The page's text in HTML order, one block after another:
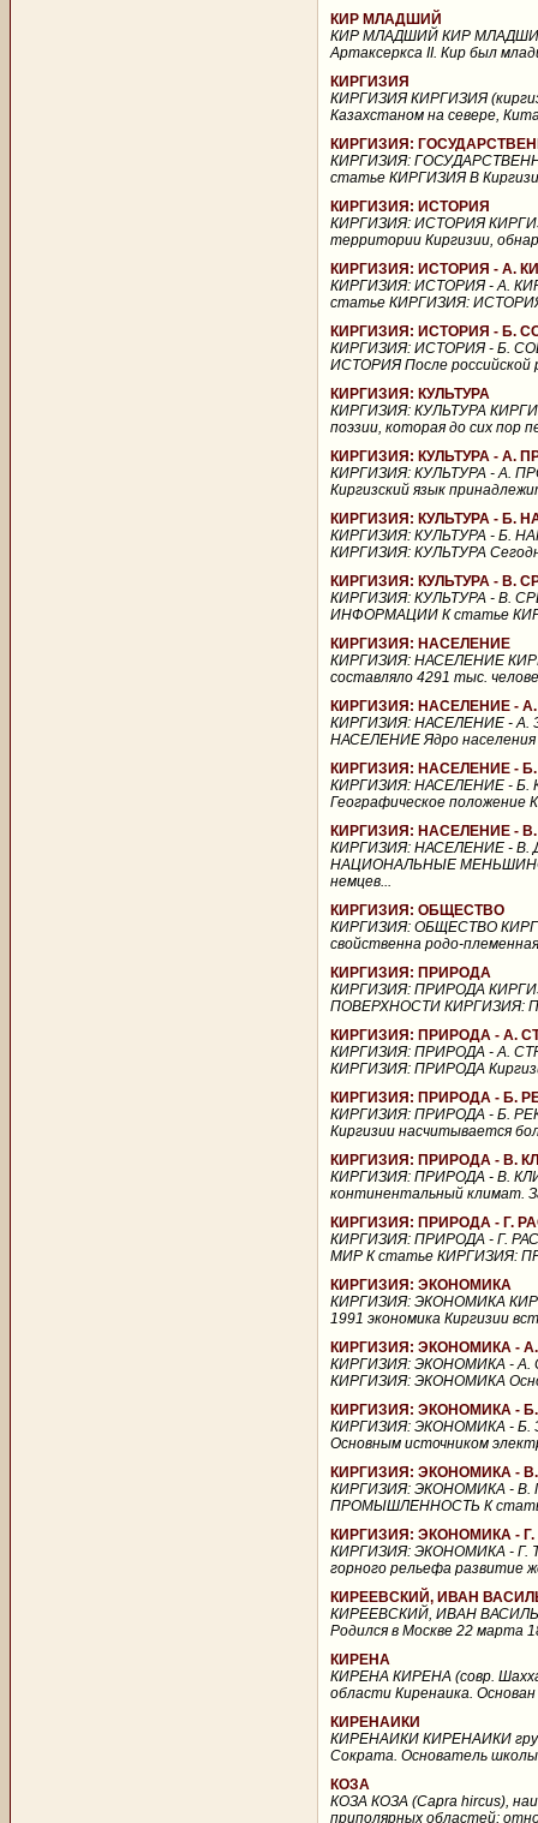
КИР МЛАДШИЙ
КИР МЛАДШИЙ КИР МЛАДШИЙ
Артаксеркса II. Кир был
КИРГИЗИЯ
КИРГИЗИЯ КИРГИЗИЯ
Казахстаном на севере,
КИРГИЗИЯ:
КИРГИЗИЯ:
статье КИРГИЗИЯ В
КИРГИЗИЯ: ИСТОРИЯ
КИРГИЗИЯ: ИСТОРИЯ
территории Киргизии,
КИРГИЗИЯ: ИСТОРИЯ - А.
КИРГИЗИЯ: ИСТОРИЯ - А.
статье КИРГИЗИЯ: ИСТОРИЯ
КИРГИЗИЯ: ИСТОРИЯ - Б.
КИРГИЗИЯ: ИСТОРИЯ - Б.
ИСТОРИЯ После российской
КИРГИЗИЯ: КУЛЬТУРА
КИРГИЗИЯ: КУЛЬТУРА
поэзии, которая до сих пор
КИРГИЗИЯ: КУЛЬТУРА - А.
КИРГИЗИЯ: КУЛЬТУРА - А.
Киргизский язык
КИРГИЗИЯ: КУЛЬТУРА - Б.
КИРГИЗИЯ: КУЛЬТУРА - Б.
КИРГИЗИЯ: КУЛЬТУРА
КИРГИЗИЯ: КУЛЬТУРА -
КИРГИЗИЯ: КУЛЬТУРА - В.
ИНФОРМАЦИИ К статье
КИРГИЗИЯ: НАСЕЛЕНИЕ
КИРГИЗИЯ: НАСЕЛЕНИЕ
составляло 4291 тыс.
КИРГИЗИЯ: НАСЕЛЕНИЕ -
КИРГИЗИЯ: НАСЕЛЕНИЕ -
НАСЕЛЕНИЕ Ядро населения
КИРГИЗИЯ: НАСЕЛЕНИЕ -
КИРГИЗИЯ: НАСЕЛЕНИЕ - Б.
Географическое положение
КИРГИЗИЯ: НАСЕЛЕНИЕ -
КИРГИЗИЯ: НАСЕЛЕНИЕ -
НАЦИОНАЛЬНЫЕ
немцев...
КИРГИЗИЯ: ОБЩЕСТВО
КИРГИЗИЯ: ОБЩЕСТВО
свойственна родо-
КИРГИЗИЯ: ПРИРОДА
КИРГИЗИЯ: ПРИРОДА
ПОВЕРХНОСТИ КИРГИЗИЯ:
КИРГИЗИЯ: ПРИРОДА - А.
КИРГИЗИЯ: ПРИРОДА - А.
КИРГИЗИЯ: ПРИРОДА
КИРГИЗИЯ: ПРИРОДА - Б.
КИРГИЗИЯ: ПРИРОДА - Б.
Киргизии насчитывается
КИРГИЗИЯ: ПРИРОДА - В.
КИРГИЗИЯ: ПРИРОДА - В.
континентальный климат.
КИРГИЗИЯ: ПРИРОДА - Г.
КИРГИЗИЯ: ПРИРОДА - Г.
МИР К статье КИРГИЗИЯ:
КИРГИЗИЯ: ЭКОНОМИКА
КИРГИЗИЯ: ЭКОНОМИКА
1991 экономика Киргизии
КИРГИЗИЯ: ЭКОНОМИКА -
КИРГИЗИЯ: ЭКОНОМИКА - А.
КИРГИЗИЯ: ЭКОНОМИКА
КИРГИЗИЯ: ЭКОНОМИКА -
КИРГИЗИЯ: ЭКОНОМИКА - Б.
Основным источником
КИРГИЗИЯ: ЭКОНОМИКА
КИРГИЗИЯ: ЭКОНОМИКА -
ПРОМЫШЛЕННОСТЬ К статье
КИРГИЗИЯ: ЭКОНОМИКА -
КИРГИЗИЯ: ЭКОНОМИКА - Г.
горного рельефа развитие
КИРЕЕВСКИЙ, ИВАН
КИРЕЕВСКИЙ, ИВАН
Родился в Москве 22 марта
КИРЕНА
КИРЕНА КИРЕНА (совр.
области Киренаика.
КИРЕНАИКИ
КИРЕНАИКИ КИРЕНАИКИ
Сократа. Основатель
КОЗА
КОЗА КОЗА (Capra hircus),
приполярных областей;